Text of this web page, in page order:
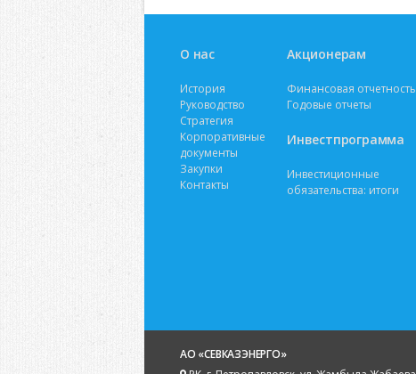
О нас
История
Руководство
Стратегия
Корпоративные
документы
Закупки
Контакты
Акционерам
Финансовая отчетность
Годовые отчеты
Инвестпрограмма
Инвестиционные
обязательства: итоги
АО «СЕВКАЗЭНЕРГО»